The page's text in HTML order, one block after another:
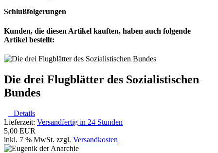
Schlußfolgerungen
Kunden, die diesen Artikel kauften, haben auch folgende
Artikel bestellt:
Die drei Flugblätter des Sozialistischen
Bundes
Details
Lieferzeit: Versandfertig in 24 Stunden
5,00 EUR
inkl. 7 % MwSt. zzgl. Versandkosten